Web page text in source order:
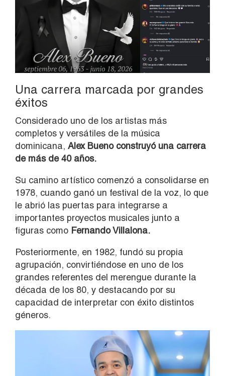
Una carrera marcada por grandes
éxitos
Considerado uno de los artistas más
completos y versátiles de la música
dominicana, Alex Bueno construyó una carrera
de más de 40 años.
Su camino artístico comenzó a consolidarse en
1978, cuando ganó un festival de la voz, lo que
le abrió las puertas para integrarse a
importantes proyectos musicales junto a
figuras como Fernando Villalona.
Posteriormente, en 1982, fundó su propia
agrupación, convirtiéndose en uno de los
grandes referentes del merengue durante la
década de los 80, y destacando por su
capacidad de interpretar con éxito distintos
géneros.